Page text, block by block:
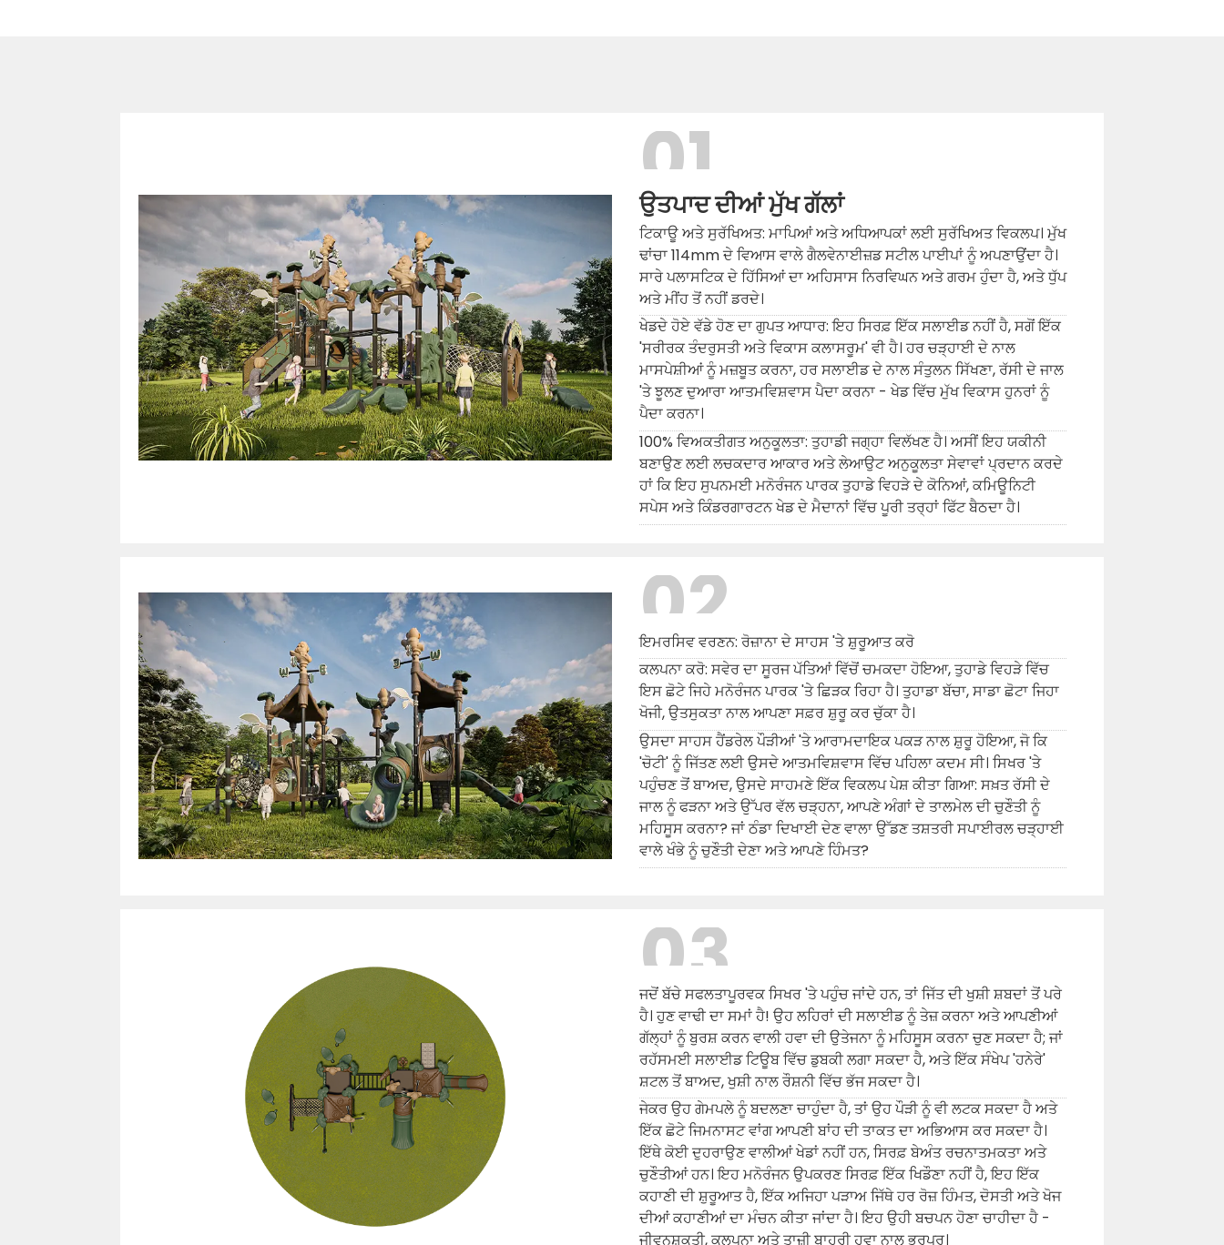
01
ਉਤਪਾਦ ਦੀਆਂ ਮੁੱਖ ਗੱਲਾਂ
ਟਿਕਾਊ ਅਤੇ ਸੁਰੱਖਿਅਤ: ਮਾਪਿਆਂ ਅਤੇ ਅਧਿਆਪਕਾਂ ਲਈ ਸੁਰੱਖਿਅਤ ਵਿਕਲਪ। ਮੁੱਖ
ਢਾਂਚਾ 114mm ਦੇ ਵਿਆਸ ਵਾਲੇ ਗੈਲਵੇਨਾਈਜ਼ਡ ਸਟੀਲ ਪਾਈਪਾਂ ਨੂੰ ਅਪਣਾਉਂਦਾ ਹੈ।
ਸਾਰੇ ਪਲਾਸਟਿਕ ਦੇ ਹਿੱਸਿਆਂ ਦਾ ਅਹਿਸਾਸ ਨਿਰਵਿਘਨ ਅਤੇ ਗਰਮ ਹੁੰਦਾ ਹੈ, ਅਤੇ ਧੁੱਪ
ਅਤੇ ਮੀਂਹ ਤੋਂ ਨਹੀਂ ਡਰਦੇ।
ਖੇਡਦੇ ਹੋਏ ਵੱਡੇ ਹੋਣ ਦਾ ਗੁਪਤ ਆਧਾਰ: ਇਹ ਸਿਰਫ਼ ਇੱਕ ਸਲਾਈਡ ਨਹੀਂ ਹੈ, ਸਗੋਂ ਇੱਕ
'ਸਰੀਰਕ ਤੰਦਰੁਸਤੀ ਅਤੇ ਵਿਕਾਸ ਕਲਾਸਰੂਮ' ਵੀ ਹੈ। ਹਰ ਚੜ੍ਹਾਈ ਦੇ ਨਾਲ
ਮਾਸਪੇਸ਼ੀਆਂ ਨੂੰ ਮਜ਼ਬੂਤ ​​ਕਰਨਾ, ਹਰ ਸਲਾਈਡ ਦੇ ਨਾਲ ਸੰਤੁਲਨ ਸਿੱਖਣਾ, ਰੱਸੀ ਦੇ ਜਾਲ
'ਤੇ ਝੂਲਣ ਦੁਆਰਾ ਆਤਮਵਿਸ਼ਵਾਸ ਪੈਦਾ ਕਰਨਾ - ਖੇਡ ਵਿੱਚ ਮੁੱਖ ਵਿਕਾਸ ਹੁਨਰਾਂ ਨੂੰ
ਪੈਦਾ ਕਰਨਾ।
100% ਵਿਅਕਤੀਗਤ ਅਨੁਕੂਲਤਾ: ਤੁਹਾਡੀ ਜਗ੍ਹਾ ਵਿਲੱਖਣ ਹੈ। ਅਸੀਂ ਇਹ ਯਕੀਨੀ
ਬਣਾਉਣ ਲਈ ਲਚਕਦਾਰ ਆਕਾਰ ਅਤੇ ਲੇਆਉਟ ਅਨੁਕੂਲਤਾ ਸੇਵਾਵਾਂ ਪ੍ਰਦਾਨ ਕਰਦੇ
ਹਾਂ ਕਿ ਇਹ ਸੁਪਨਮਈ ਮਨੋਰੰਜਨ ਪਾਰਕ ਤੁਹਾਡੇ ਵਿਹੜੇ ਦੇ ਕੋਨਿਆਂ, ਕਮਿਊਨਿਟੀ
ਸਪੇਸ ਅਤੇ ਕਿੰਡਰਗਾਰਟਨ ਖੇਡ ਦੇ ਮੈਦਾਨਾਂ ਵਿੱਚ ਪੂਰੀ ਤਰ੍ਹਾਂ ਫਿੱਟ ਬੈਠਦਾ ਹੈ।
02
ਇਮਰਸਿਵ ਵਰਣਨ: ਰੋਜ਼ਾਨਾ ਦੇ ਸਾਹਸ 'ਤੇ ਸ਼ੁਰੂਆਤ ਕਰੋ
ਕਲਪਨਾ ਕਰੋ: ਸਵੇਰ ਦਾ ਸੂਰਜ ਪੱਤਿਆਂ ਵਿੱਚੋਂ ਚਮਕਦਾ ਹੋਇਆ, ਤੁਹਾਡੇ ਵਿਹੜੇ ਵਿੱਚ
ਇਸ ਛੋਟੇ ਜਿਹੇ ਮਨੋਰੰਜਨ ਪਾਰਕ 'ਤੇ ਛਿੜਕ ਰਿਹਾ ਹੈ। ਤੁਹਾਡਾ ਬੱਚਾ, ਸਾਡਾ ਛੋਟਾ ਜਿਹਾ
ਖੋਜੀ, ਉਤਸੁਕਤਾ ਨਾਲ ਆਪਣਾ ਸਫ਼ਰ ਸ਼ੁਰੂ ਕਰ ਚੁੱਕਾ ਹੈ।
ਉਸਦਾ ਸਾਹਸ ਹੈਂਡਰੇਲ ਪੌੜੀਆਂ 'ਤੇ ਆਰਾਮਦਾਇਕ ਪਕੜ ਨਾਲ ਸ਼ੁਰੂ ਹੋਇਆ, ਜੋ ਕਿ
'ਚੋਟੀ' ਨੂੰ ਜਿੱਤਣ ਲਈ ਉਸਦੇ ਆਤਮਵਿਸ਼ਵਾਸ ਵਿੱਚ ਪਹਿਲਾ ਕਦਮ ਸੀ। ਸਿਖਰ 'ਤੇ
ਪਹੁੰਚਣ ਤੋਂ ਬਾਅਦ, ਉਸਦੇ ਸਾਹਮਣੇ ਇੱਕ ਵਿਕਲਪ ਪੇਸ਼ ਕੀਤਾ ਗਿਆ: ਸਖ਼ਤ ਰੱਸੀ ਦੇ
ਜਾਲ ਨੂੰ ਫੜਨਾ ਅਤੇ ਉੱਪਰ ਵੱਲ ਚੜ੍ਹਨਾ, ਆਪਣੇ ਅੰਗਾਂ ਦੇ ਤਾਲਮੇਲ ਦੀ ਚੁਣੌਤੀ ਨੂੰ
ਮਹਿਸੂਸ ਕਰਨਾ? ਜਾਂ ਠੰਡਾ ਦਿਖਾਈ ਦੇਣ ਵਾਲਾ ਉੱਡਣ ਤਸ਼ਤਰੀ ਸਪਾਈਰਲ ਚੜ੍ਹਾਈ
ਵਾਲੇ ਖੰਭੇ ਨੂੰ ਚੁਣੌਤੀ ਦੇਣਾ ਅਤੇ ਆਪਣੇਹਿੰਮਤ?
03
ਜਦੋਂ ਬੱਚੇ ਸਫਲਤਾਪੂਰਵਕ ਸਿਖਰ 'ਤੇ ਪਹੁੰਚ ਜਾਂਦੇ ਹਨ, ਤਾਂ ਜਿੱਤ ਦੀ ਖੁਸ਼ੀ ਸ਼ਬਦਾਂ ਤੋਂ ਪਰੇ
ਹੈ। ਹੁਣ ਵਾਢੀ ਦਾ ਸਮਾਂ ਹੈ! ਉਹ ਲਹਿਰਾਂ ਦੀ ਸਲਾਈਡ ਨੂੰ ਤੇਜ਼ ਕਰਨਾ ਅਤੇ ਆਪਣੀਆਂ
ਗੱਲ੍ਹਾਂ ਨੂੰ ਬੁਰਸ਼ ਕਰਨ ਵਾਲੀ ਹਵਾ ਦੀ ਉਤੇਜਨਾ ਨੂੰ ਮਹਿਸੂਸ ਕਰਨਾ ਚੁਣ ਸਕਦਾ ਹੈ; ਜਾਂ
ਰਹੱਸਮਈ ਸਲਾਈਡ ਟਿਊਬ ਵਿੱਚ ਡੁਬਕੀ ਲਗਾ ਸਕਦਾ ਹੈ, ਅਤੇ ਇੱਕ ਸੰਖੇਪ 'ਹਨੇਰੇ'
ਸ਼ਟਲ ਤੋਂ ਬਾਅਦ, ਖੁਸ਼ੀ ਨਾਲ ਰੌਸ਼ਨੀ ਵਿੱਚ ਭੱਜ ਸਕਦਾ ਹੈ।
ਜੇਕਰ ਉਹ ਗੇਮਪਲੇ ਨੂੰ ਬਦਲਣਾ ਚਾਹੁੰਦਾ ਹੈ, ਤਾਂ ਉਹ ਪੌੜੀ ਨੂੰ ਵੀ ਲਟਕ ਸਕਦਾ ਹੈ ਅਤੇ
ਇੱਕ ਛੋਟੇ ਜਿਮਨਾਸਟ ਵਾਂਗ ਆਪਣੀ ਬਾਂਹ ਦੀ ਤਾਕਤ ਦਾ ਅਭਿਆਸ ਕਰ ਸਕਦਾ ਹੈ।
ਇੱਥੇ ਕੋਈ ਦੁਹਰਾਉਣ ਵਾਲੀਆਂ ਖੇਡਾਂ ਨਹੀਂ ਹਨ, ਸਿਰਫ਼ ਬੇਅੰਤ ਰਚਨਾਤਮਕਤਾ ਅਤੇ
ਚੁਣੌਤੀਆਂ ਹਨ। ਇਹ ਮਨੋਰੰਜਨ ਉਪਕਰਣ ਸਿਰਫ਼ ਇੱਕ ਖਿਡੌਣਾ ਨਹੀਂ ਹੈ, ਇਹ ਇੱਕ
ਕਹਾਣੀ ਦੀ ਸ਼ੁਰੂਆਤ ਹੈ, ਇੱਕ ਅਜਿਹਾ ਪੜਾਅ ਜਿੱਥੇ ਹਰ ਰੋਜ਼ ਹਿੰਮਤ, ਦੋਸਤੀ ਅਤੇ ਖੋਜ
ਦੀਆਂ ਕਹਾਣੀਆਂ ਦਾ ਮੰਚਨ ਕੀਤਾ ਜਾਂਦਾ ਹੈ। ਇਹ ਉਹੀ ਬਚਪਨ ਹੋਣਾ ਚਾਹੀਦਾ ਹੈ -
ਜੀਵਨਸ਼ਕਤੀ, ਕਲਪਨਾ ਅਤੇ ਤਾਜ਼ੀ ਬਾਹਰੀ ਹਵਾ ਨਾਲ ਭਰਪੂਰ।